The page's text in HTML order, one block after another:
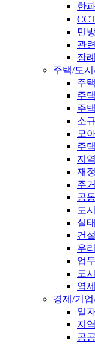
한
민
관
장
주택/도
주
주
주
소
모
주
지
재
주
공
도
실
건
우
업
도
역
경제/기
일
지
공